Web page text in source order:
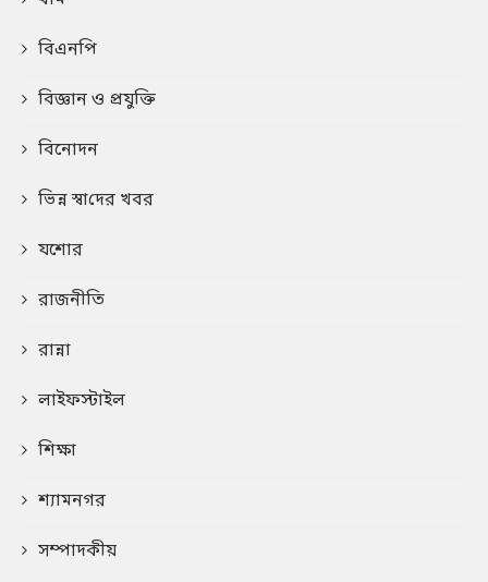
বিএনপি
বিজ্ঞান ও প্রযুক্তি
বিনোদন
ভিন্ন স্বা‌দের খবর
যশোর
রাজনীতি
রান্না
লাইফস্টাইল
শিক্ষা
শ্যামনগর
সম্পাদকীয়